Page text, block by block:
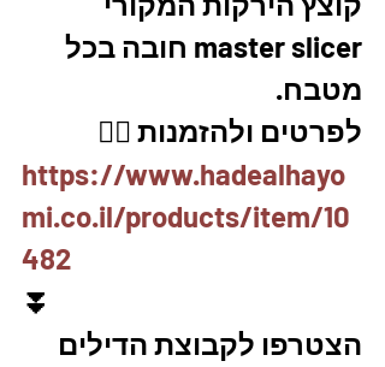
master slicer חובה בכל
מטבח.
לפרטים ולהזמנות 👇🏼
https://www.hadealhayo
mi.co.il/products/item/10
482
⏬
הצטרפו לקבוצת הדילים